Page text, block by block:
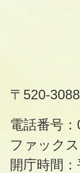
〒520-
電話番号：
ファック
開庁時間